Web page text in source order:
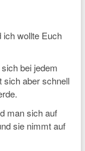
ich wollte Euch
bei jedem
sich aber schnell
man sich auf
sie nimmt auf